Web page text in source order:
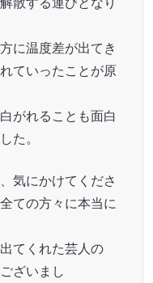
散する運びとなり
に温度差が出てき
ていったことが原
がれることも面白
た。
気にかけてくださ
ての方々に本当に
てくれた芸人の
ざいまし